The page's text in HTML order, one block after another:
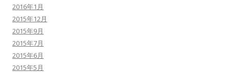
2016年1月
2015年12月
2015年9月
2015年7月
2015年6月
2015年5月